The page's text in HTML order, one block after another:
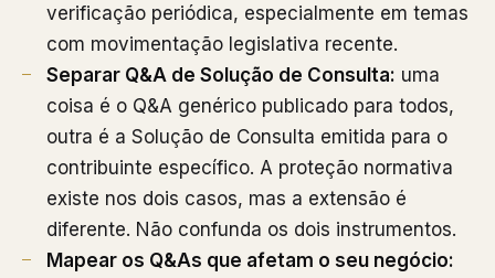
verificação periódica, especialmente em temas
com movimentação legislativa recente.
Separar Q&A de Solução de Consulta: uma
coisa é o Q&A genérico publicado para todos,
outra é a Solução de Consulta emitida para o
contribuinte específico. A proteção normativa
existe nos dois casos, mas a extensão é
diferente. Não confunda os dois instrumentos.
Mapear os Q&As que afetam o seu negócio: